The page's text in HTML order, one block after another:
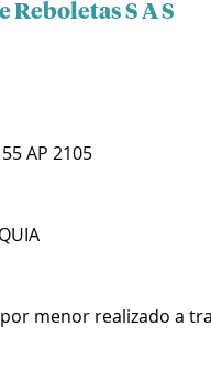
Reboletas S A S
AP 2105
menor realizado a